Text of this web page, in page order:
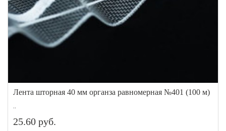
Лента шторная 40 мм органза равномерная №401 (100 м)
..
25.60 руб.